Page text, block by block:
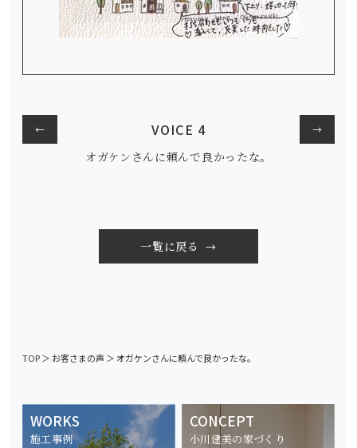
← VOICE 4
オガケンさんに頼んで良かったな。
→
一覧に戻る
TOP＞ お客さまの声 ＞ オガケンさんに頼んで良かったな。
WORKS
施工事例
CONCEPT
小川建美の家づくり